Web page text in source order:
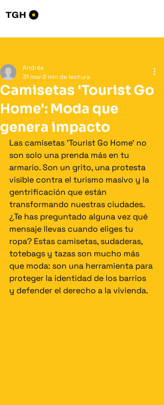
Camisetas 'Tourist Go
Home': Moda que
genera impacto
Andrés
31 mar3 min de lectura
Las camisetas 'Tourist Go Home' no
son solo una prenda más en tu
armario. Son un grito, una protesta
visible contra el turismo masivo y la
gentrificación que están
transformando nuestras ciudades.
¿Te has preguntado alguna vez qué
mensaje llevas cuando eliges tu
ropa? Estas camisetas, sudaderas,
totebags y tazas son mucho más
que moda: son una herramienta para
proteger la identidad de los barrios
y defender el derecho a la vivienda.